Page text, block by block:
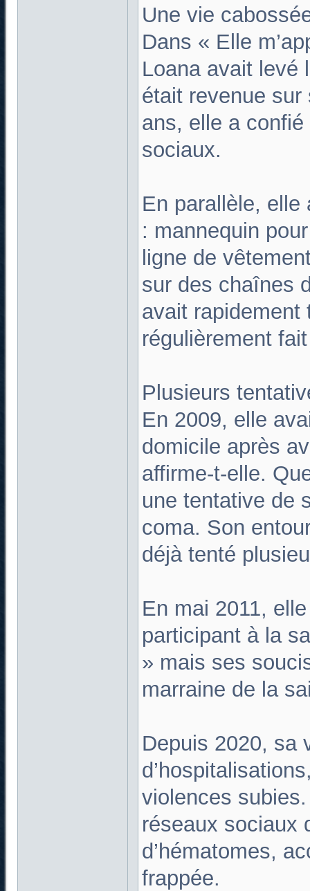
Une vie
Dans « Elle
Loana avait levé
était revenue sur
ans, elle a
sociaux.
En parallèle, elle
: mannequin
ligne de
sur des chaînes
avait rapidement
régulièrement
Plusieurs
En 2009, elle
domicile après
affirme-t-elle.
une tentative de
coma. Son
déjà tenté
En mai 2011,
participant à la
» mais ses
marraine de la
Depuis 2020, sa
violences
réseaux sociaux
d’hématomes,
frappée.